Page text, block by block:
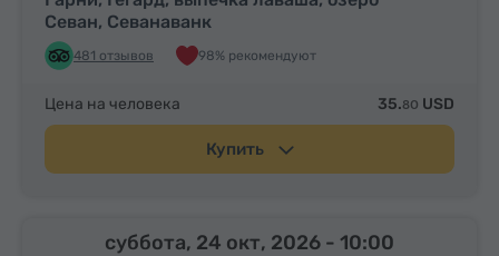
Севан, Севанаванк
481 отзывов 98% рекомендуют
Цена на человека 35.80 USD
Купить
суббота, 24 окт, 2026 - 10:00